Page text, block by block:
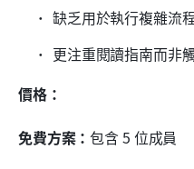
缺乏用於執行複雜流
更注重閱讀指南而非
價格：
免費方案：包含 5 位成員